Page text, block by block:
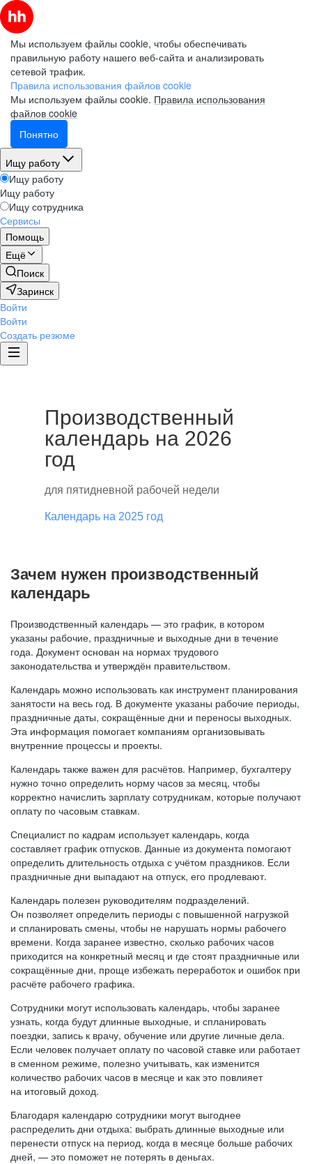
Мы используем файлы cookie, чтобы обеспечивать
правильную работу нашего веб-сайта и анализировать
сетевой трафик.
Правила использования файлов cookie
Мы используем файлы cookie. Правила использования
файлов cookie
Понятно
Ищу работу
Ищу работу
Ищу работу
Ищу сотрудника
Сервисы
Помощь
Ещё
Поиск
Заринск
Войти
Войти
Создать резюме
Производственный
календарь на 2026
год
для пятидневной рабочей недели
Календарь на 2025 год
Зачем нужен производственный
календарь
Производственный календарь — это график, в котором
указаны рабочие, праздничные и выходные дни в течение
года. Документ основан на нормах трудового
законодательства и утверждён правительством.
Календарь можно использовать как инструмент планирования
занятости на весь год. В документе указаны рабочие периоды,
праздничные даты, сокращённые дни и переносы выходных.
Эта информация помогает компаниям организовывать
внутренние процессы и проекты.
Календарь также важен для расчётов. Например, бухгалтеру
нужно точно определить норму часов за месяц, чтобы
корректно начислить зарплату сотрудникам, которые получают
оплату по часовым ставкам.
Специалист по кадрам использует календарь, когда
составляет график отпусков. Данные из документа помогают
определить длительность отдыха с учётом праздников. Если
праздничные дни выпадают на отпуск, его продлевают.
Календарь полезен руководителям подразделений.
Он позволяет определить периоды с повышенной нагрузкой
и спланировать смены, чтобы не нарушать нормы рабочего
времени. Когда заранее известно, сколько рабочих часов
приходится на конкретный месяц и где стоят праздничные или
сокращённые дни, проще избежать переработок и ошибок при
расчёте рабочего графика.
Сотрудники могут использовать календарь, чтобы заранее
узнать, когда будут длинные выходные, и спланировать
поездки, запись к врачу, обучение или другие личные дела.
Если человек получает оплату по часовой ставке или работает
в сменном режиме, полезно учитывать, как изменится
количество рабочих часов в месяце и как это повлияет
на итоговый доход.
Благодаря календарю сотрудники могут выгоднее
распределить дни отдыха: выбрать длинные выходные или
перенести отпуск на период, когда в месяце больше рабочих
дней, — это поможет не потерять в деньгах.